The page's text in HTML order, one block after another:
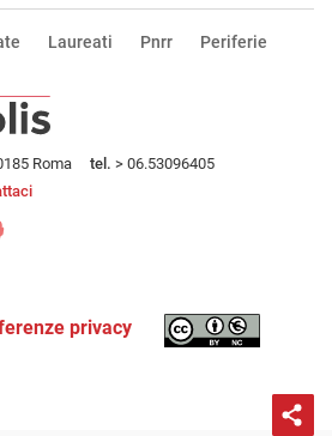
Laureati Pnrr Periferie
Roma tel. > 06.53096405
privacy